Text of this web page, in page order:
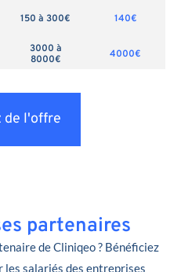
150 à 300€ 140€
3000 à
8000€
4000€
de l'offre
partenaires
de Cliniqeo ? Bénéficiez
les salariés des entreprises